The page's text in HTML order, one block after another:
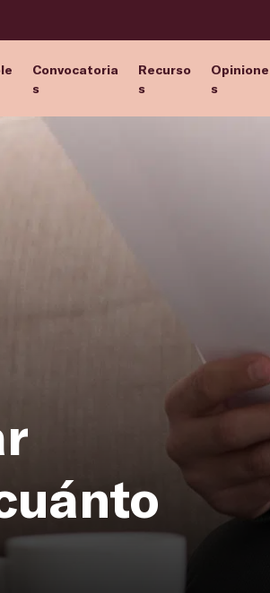
Convocatoria
s
Recurso
s
Opinione
s